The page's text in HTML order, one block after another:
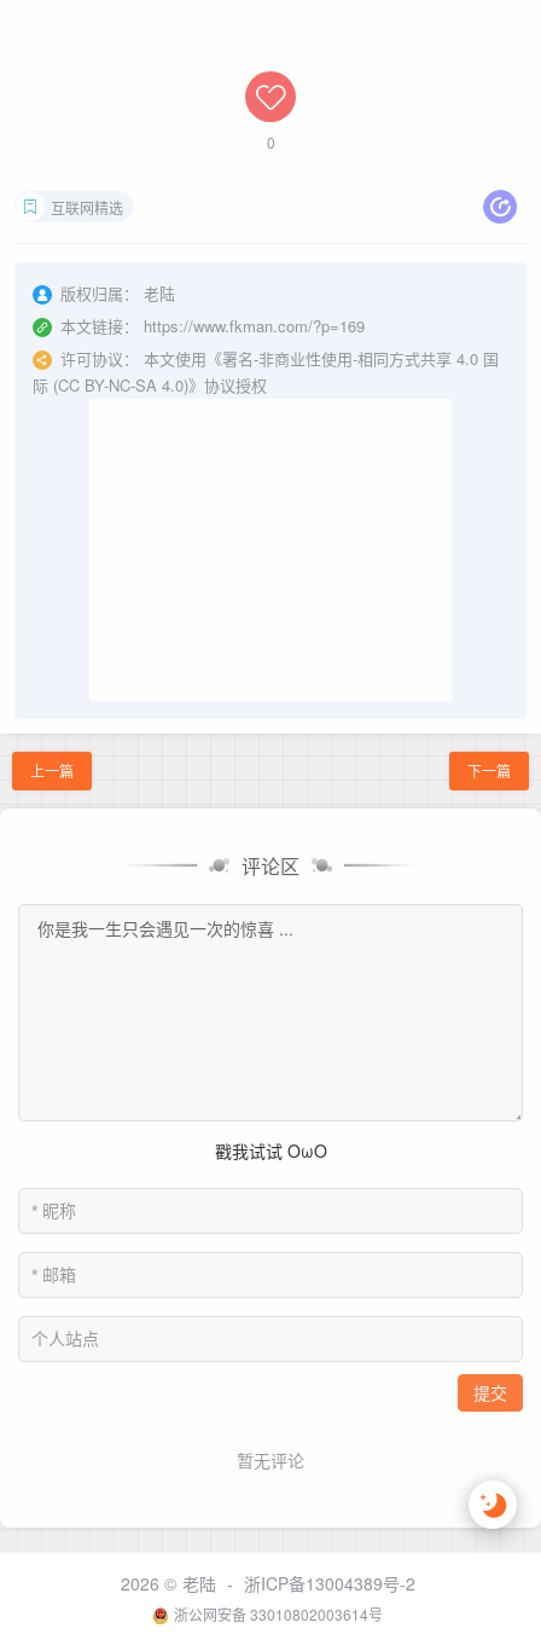
0
互联网精选
版权归属：
老陆
本文链接：
https://www.fkman.com/?p=169
许可协议：
本文使用《署名-非商业性使用-相同方式共享 4.0 国
际 (CC BY-NC-SA 4.0)》协议授权
上一篇 下一篇
评论区
2026 © 老陆 - 浙ICP备13004389号-2
浙公网安备 33010802003614号